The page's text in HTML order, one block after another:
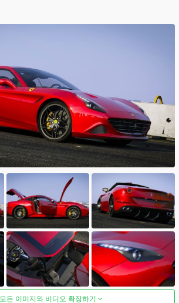
모든 이미지와 비디오 확장하기